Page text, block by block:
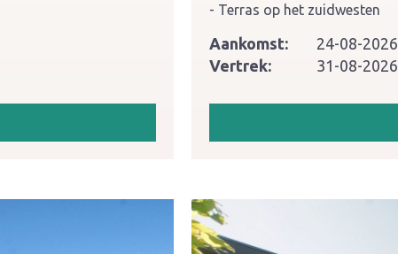
Terras op het zuidwesten
Aankomst:
24-08-2026
Vertrek:
31-08-2026